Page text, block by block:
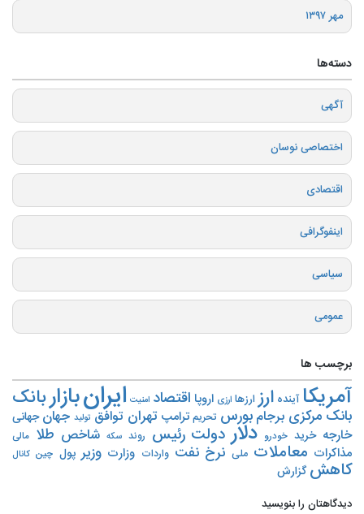
مهر ۱۳۹۷
دسته‌ها
آگهی
اختصاصی نوسان
اقتصادی
اینفوگرافی
سیاسی
عمومی
برچسب ها
آمریکا آینده ارز ارزها ارزی اروپا اقتصاد امنیت ایرانبازار بانک
بانک مرکزی برجام بورس تحریم‌ ترامپ تهران توافق تولید جهان جهانی
خارجه خرید خودرو دلار دولت رئیس روند سکه شاخص طلا مالی
مذاکرات معاملات ملی نرخ نفت واردات وزارت وزیر پول چین کانال
کاهش گزارش
دیدگاهتان را بنویسید